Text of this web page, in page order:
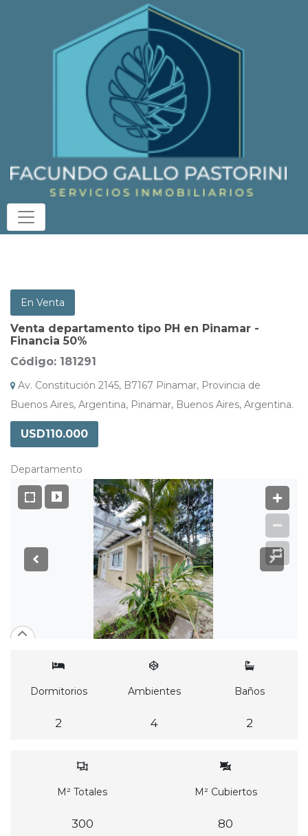
En Venta
Venta departamento tipo PH en Pinamar -
Financia 50%
Código: 181291
Av. Constitución 2145, B7167 Pinamar, Provincia de
Buenos Aires, Argentina, Pinamar, Buenos Aires, Argentina.
USD110.000
Departamento
Dormitorios
2
Ambientes
4
Baños
2
M² Totales
300
M² Cubiertos
80